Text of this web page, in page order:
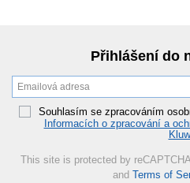
Přihlášení do
Souhlasím se zpracováním
Informacích o zpracování a
This site is protected by
and Terms of